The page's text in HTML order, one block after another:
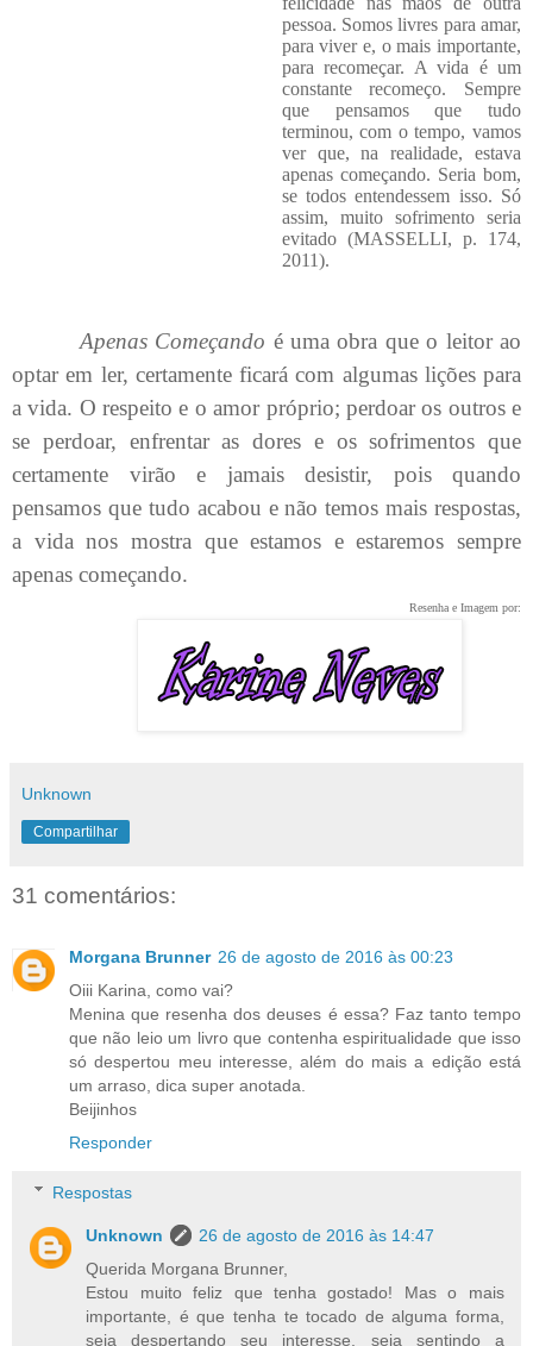
pessoa. Somos livres para amar,
para viver e, o mais importante,
para recomeçar. A vida é um
constante recomeço. Sempre
que pensamos que tudo
terminou, com o tempo, vamos
ver que, na realidade, estava
apenas começando. Seria bom,
se todos entendessem isso. Só
assim, muito sofrimento seria
evitado (MASSELLI, p. 174,
2011).
Apenas Começando é uma obra que o leitor ao
optar em ler, certamente ficará com algumas lições para
a vida. O respeito e o amor próprio; perdoar os outros e
se perdoar, enfrentar as dores e os sofrimentos que
certamente virão e jamais desistir, pois quando
pensamos que tudo acabou e não temos mais respostas,
a vida nos mostra que estamos e estaremos sempre
apenas começando.
Resenha e Imagem por:
Unknown
Compartilhar
31 comentários:
Morgana Brunner 26 de agosto de 2016 às 00:23
Oiii Karina, como vai?
Menina que resenha dos deuses é essa? Faz tanto tempo
que não leio um livro que contenha espiritualidade que isso
só despertou meu interesse, além do mais a edição está
um arraso, dica super anotada.
Beijinhos
Responder
Respostas
Unknown
26 de agosto de 2016 às 14:47
Querida Morgana Brunner,
Estou muito feliz que tenha gostado! Mas o mais
importante, é que tenha te tocado de alguma forma,
seja despertando seu interesse, seja sentindo a